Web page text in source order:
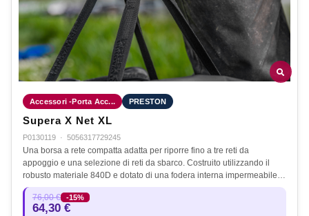
Accessori -Porta Acc... PRESTON
Supera X Net XL
P0130119 · 5056317729245
Una borsa a rete compatta adatta per riporre fino a tre reti da
appoggio e una selezione di reti da sbarco. Costruito utilizzando il
robusto materiale 840D e dotato di una fodera interna impermeabile…
76,00 € -15%
64,30 €